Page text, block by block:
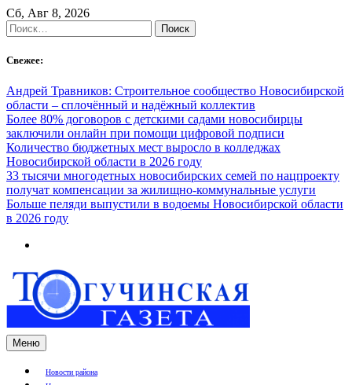
Skip
to
content
Сб, Авг 8, 2026
Найти:
Свежее:
Андрей Травников: Строительное сообщество Новосибирской
области – сплочённый и надёжный коллектив
Более 80% договоров с детскими садами новосибирцы
заключили онлайн при помощи цифровой подписи
Количество бюджетных мест выросло в колледжах
Новосибирской области в 2026 году
33 тысячи многодетных новосибирских семей по нацпроекту
получат компенсации за жилищно-коммунальные услуги
Больше пеляди выпустили в водоемы Новосибирской области
в 2026 году
Меню
Новости района